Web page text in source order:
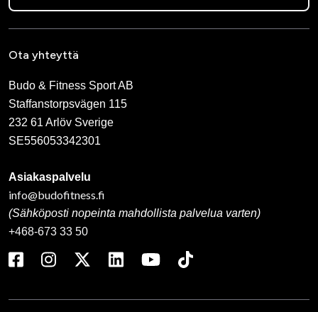
Ota yhteyttä
Budo & Fitness Sport AB
Staffanstorpsvägen 115
232 61 Arlöv Sverige
SE556053342301
Asiakaspalvelu
info@budofitness.fi
(Sähköposti nopeinta mahdollista palvelua varten)
+468-673 33 50